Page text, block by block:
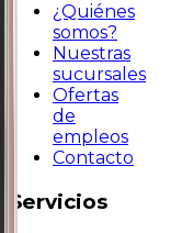
¿Quiénes
somos?
Nuestras
sucursales
Ofertas
de
empleos
Contacto
Servicios